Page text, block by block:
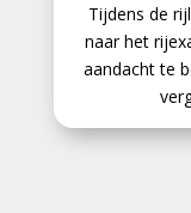
Tijdens de
naar het
aandacht te